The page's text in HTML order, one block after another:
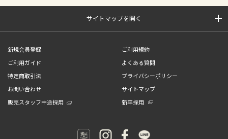
サイトマップを開く
新規会員登録
ご利用規約
ご利用ガイド
よくある質問
特定商取引法
プライバシーポリシー
お問い合わせ
サイトマップ
販売スタッフ中途採用
新卒採用